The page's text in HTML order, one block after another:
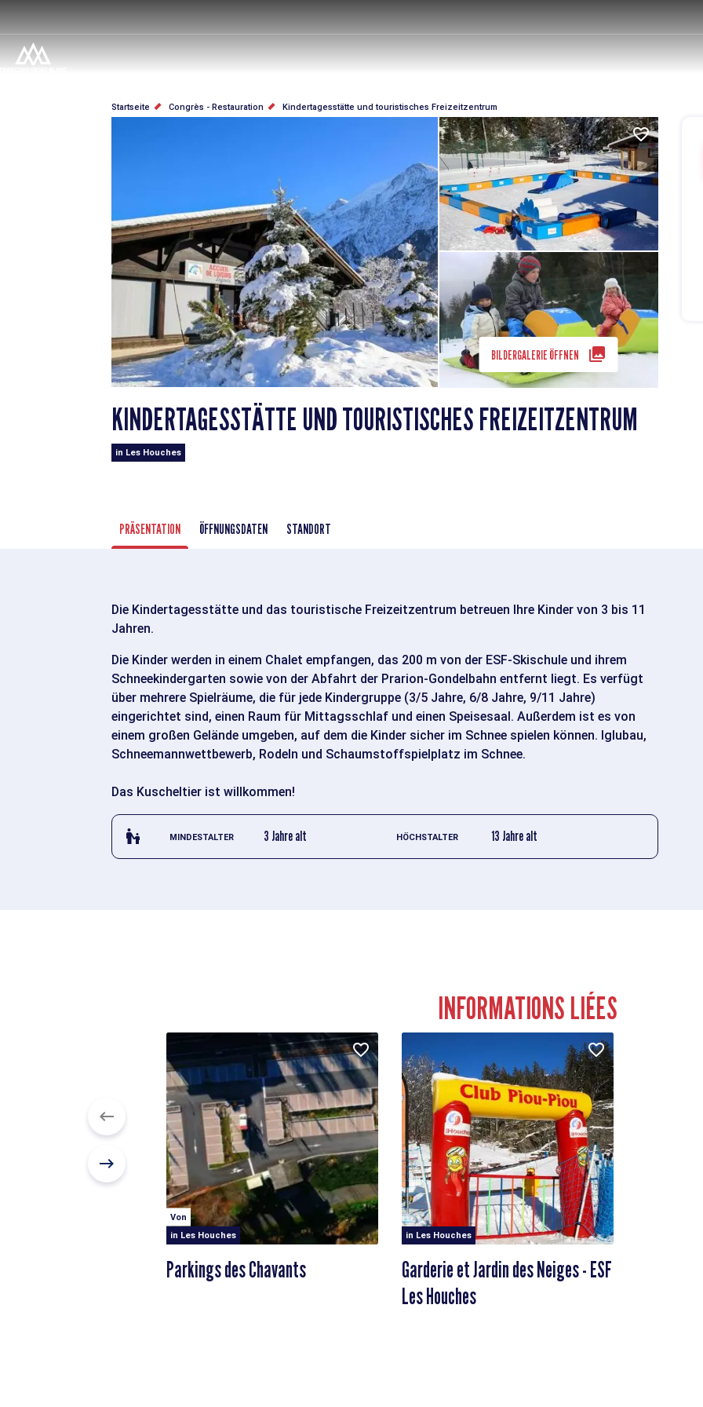
Inhalt
PFADNAVIGATION
Startseite Congrès - Restauration Kindertagesstätte und touristisches Freizeitzentrum
BILDERGALERIE ÖFFNEN
KINDERTAGESSTÄTTE UND TOURISTISCHES FREIZEITZENTRUM
in Les Houches
PRÄSENTATION ÖFFNUNGSDATEN STANDORT
Die Kindertagesstätte und das touristische Freizeitzentrum betreuen Ihre Kinder von 3 bis 11
Jahren.
Die Kinder werden in einem Chalet empfangen, das 200 m von der ESF-Skischule und ihrem
Schneekindergarten sowie von der Abfahrt der Prarion-Gondelbahn entfernt liegt. Es verfügt
über mehrere Spielräume, die für jede Kindergruppe (3/5 Jahre, 6/8 Jahre, 9/11 Jahre)
eingerichtet sind, einen Raum für Mittagsschlaf und einen Speisesaal. Außerdem ist es von
einem großen Gelände umgeben, auf dem die Kinder sicher im Schnee spielen können. Iglubau,
Schneemannwettbewerb, Rodeln und Schaumstoffspielplatz im Schnee.
Das Kuscheltier ist willkommen!
escalator_warning_black
MINDESTALTER 3 Jahre alt HÖCHSTALTER 13 Jahre alt
INFORMATIONS LIÉES
Von
in Les Houches
Parkings des Chavants
in Les Houches
Garderie et Jardin des Neiges - ESF
Les Houches